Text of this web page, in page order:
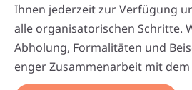
Ihnen jederzeit zur Verfügung
alle organisatorischen Schritte.
Abholung, Formalitäten und
enger Zusammenarbeit mit dem